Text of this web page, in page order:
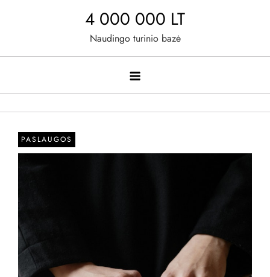
4 000 000 LT
Naudingo turinio bazė
PASLAUGOS